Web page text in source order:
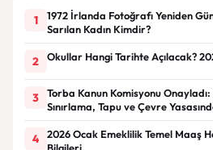
1
1972 İrlanda Fotoğrafı Yeniden
Sarılan Kadın Kimdir?
2 Okullar Hangi Tarihte Açılacak?
3
Torba Kanun Komisyonu
Sınırlama, Tapu ve Çevre
4
2026 Ocak Emeklilik Temel Maaş
Bilgileri